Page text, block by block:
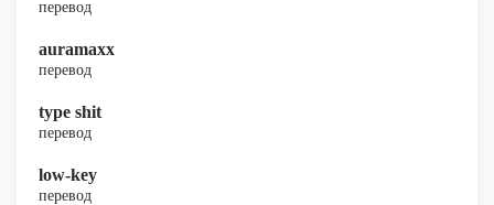
перевод
auramaxx
перевод
type shit
перевод
low-key
перевод